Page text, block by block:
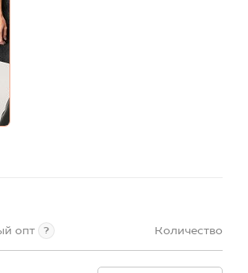
опт ? Количество